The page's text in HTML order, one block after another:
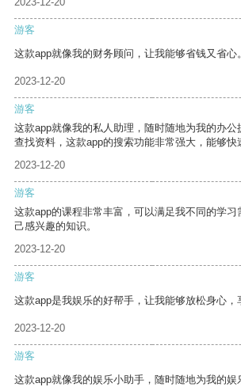
游客
这款app就像我的财务顾问，让我能够省钱又省心。
2023-12-20
游客
这款app就像我的私人助理，随时随地为我的办
查找资料，这款app的搜索功能非常强大，能够快
2023-12-20
游客
这款app的课程非常丰富，可以满足我不同的学习
己感兴趣的知识。
2023-12-20
游客
这款app是我娱乐的好帮手，让我能够放松身心，
2023-12-20
游客
这款app就像我的娱乐小助手，随时随地为我的娱